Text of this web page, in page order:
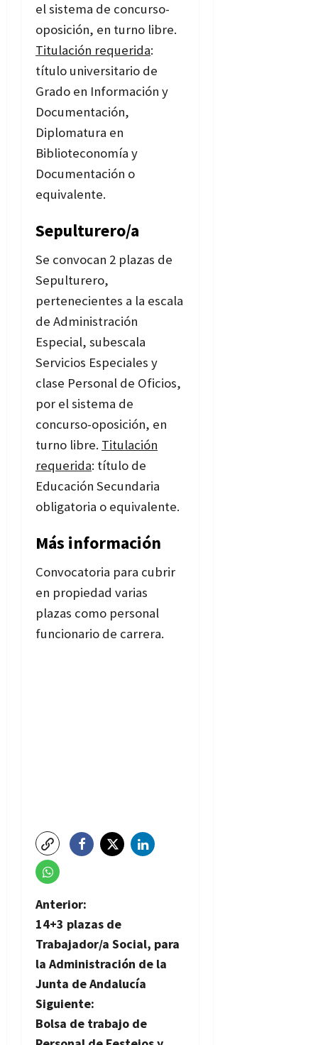
el sistema de concurso-
oposición, en turno libre.
Titulación requerida:
título universitario de
Grado en Información y
Documentación,
Diplomatura en
Biblioteconomía y
Documentación o
equivalente.
Sepulturero/a
Se convocan 2 plazas de
Sepulturero,
pertenecientes a la escala
de Administración
Especial, subescala
Servicios Especiales y
clase Personal de Oficios,
por el sistema de
concurso-oposición, en
turno libre. Titulación
requerida: título de
Educación Secundaria
obligatoria o equivalente.
Más información
Convocatoria para cubrir
en propiedad varias
plazas como personal
funcionario de carrera.
N
a
v
e
g
Anterior:
14+3 plazas de
Trabajador/a Social, para
la Administración de la
Junta de Andalucía
Siguiente:
Bolsa de trabajo de